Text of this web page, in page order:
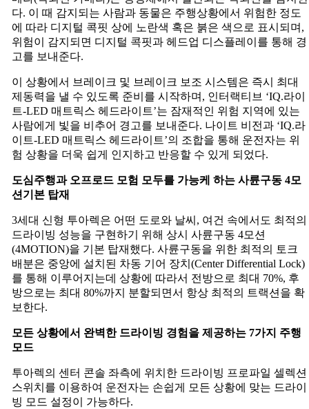
다. 이 때 감지되는 사람과 동물은 주행상황에서 위험한 정도
에 따라 디지털 콕핏 상에 노란색 혹은 붉은 색으로 표시되며,
위험이 감지되면 디지털 콕핏과 헤드업 디스플레이를 통해 경
고를 보내준다.
이 상황에서 브레이크 및 브레이크 보조 시스템은 즉시 최대
제동력을 낼 수 있도록 준비를 시작하며, 인터랙티브 ‘IQ.라이
트-LED 매트릭스 헤드라이트’는 잠재적인 위험 지역에 있는
사람에게 빛을 비추어 경고를 보내준다. 나이트 비전과 ‘IQ.라
이트-LED 매트릭스 헤드라이트’의 조합을 통해 운전자는 위
험 상황을 더욱 쉽게 인지하고 반응할 수 있게 되었다.
도심주행과 오프로드 모험 모두를 가능케 하는 사륜구동4모
션기본 탑재
3세대 신형 투아렉은 어떤 도로와 날씨, 여건 속에서도 최적의
드라이빙 성능을 구현하기 위해 상시 사륜구동 4모션
(4MOTION)을 기본 탑재했다. 사륜구동을 위한 최적의 토크
배분은 중앙에 설치된 차동 기어 장치(Center Differential Lock)
를 통해 이루어지는데 상황에 따라서 전방으로 최대 70%, 후
방으로는 최대 80%까지 분할되면서 항상 최적의 트랙션을 확
보한다.
모든 상황에서 완벽한 드라이빙 경험을 제공하는7가지 주행
모드
투아렉의 센터 콘솔 좌측에 위치한 드라이빙 프로파일 셀렉션
스위치를 이용하여 운전자는 손쉽게 모든 상황에 맞는 드라이
빙 모드 설정이 가능하다.